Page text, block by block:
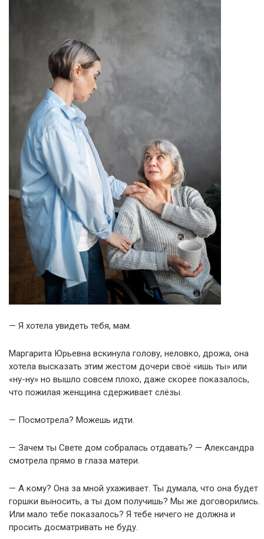
— Я хотела увидеть тебя, мам.
Маргарита Юрьевна вскинула голову, неловко, дрожа, она
хотела высказать этим жестом дочери своё «ишь ты» или
«ну-ну» но вышло совсем плохо, даже скорее показалось,
что пожилая женщина сдерживает слёзы.
— Посмотрела? Можешь идти.
— Зачем ты Свете дом собралась отдавать? — Александра
смотрела прямо в глаза матери.
— А кому? Она за мной ухаживает. Ты думала, что она будет
горшки выносить, а ты дом получишь? Мы же договорились.
Или мало тебе показалось? Я тебе ничего не должна и
просить досматривать не буду.